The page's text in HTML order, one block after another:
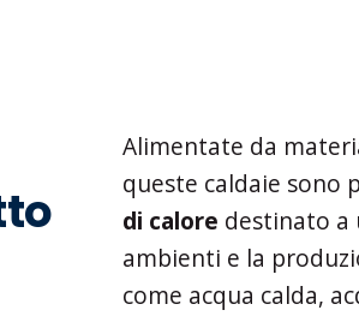
Alimentate da
queste caldaie sono
di calore destinato a
ambienti e la
come acqua calda,